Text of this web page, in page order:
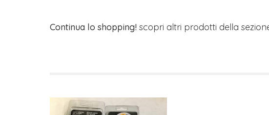
Continua lo shopping! scopri altri prodotti della